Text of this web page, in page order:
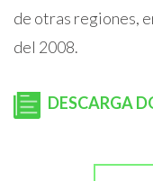
de otras regiones,
del 2008.
DESCARGA